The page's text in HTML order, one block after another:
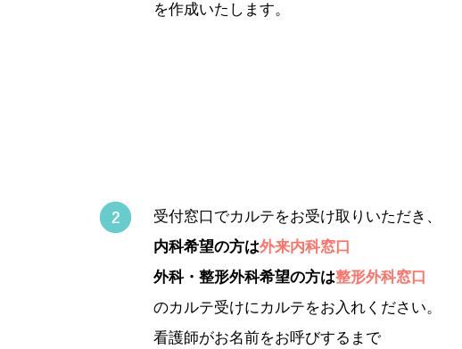
を作成いたします。
受付窓口でカルテをお受け取りいただき、
内科希望の方は外来内科窓口
外科・整形外科希望の方は整形外科窓口
のカルテ受けにカルテをお入れください。
看護師がお名前をお呼びするまで